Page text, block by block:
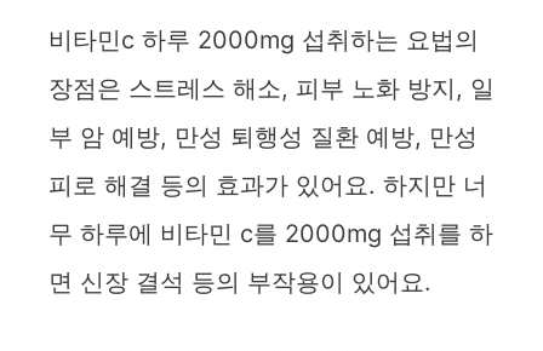
비타민c 하루 2000mg 섭취하는 요법의
장점은 스트레스 해소, 피부 노화 방지, 일
부 암 예방, 만성 퇴행성 질환 예방, 만성
피로 해결 등의 효과가 있어요. 하지만 너
무 하루에 비타민 c를 2000mg 섭취를 하
면 신장 결석 등의 부작용이 있어요.